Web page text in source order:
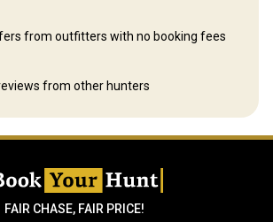
from outfitters with no booking fees
from other hunters
FAIR CHASE, FAIR PRICE!